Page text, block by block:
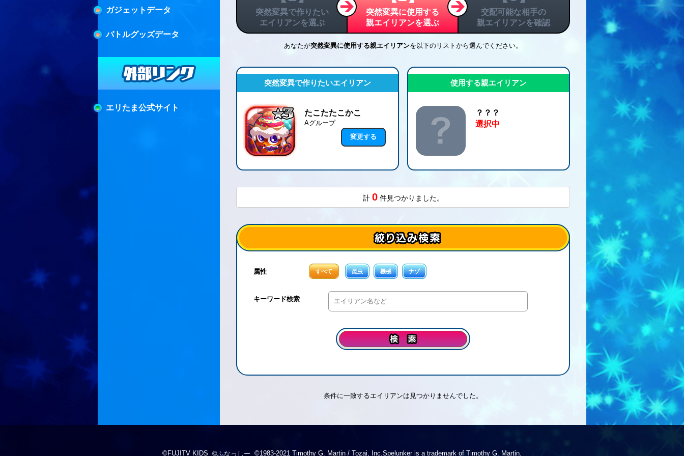
ガジェットデータ
バトルグッズデータ
エリたま公式サイト
突然変異で作りたい
エイリアンを選ぶ
突然変異に使用する
親エイリアンを選ぶ
交配可能な相手の
親エイリアンを確認
あなたが突然変異に使用する親エイリアンを 以下のリストから選んでください。
突然変異で作りたいエイリアン
たこたたこかこ
Aグループ
変更する
使用する親エイリアン
？？？
選択中
計 0 件見つかりました。
属性 すべて 昆虫 機械 ナゾ
キーワード検索
条件に一致するエイリアンは見つかりませんでした。
©FUJITV KIDS ©ふなっしー ©1983-2021 Timothy G. Martin / Tozai, Inc.Spelunker is a trademark of Timothy G. Martin.